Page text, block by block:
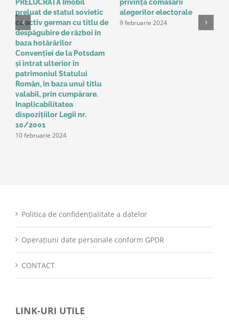
PRELUCRATĂ Imobil
preluat de statul sovietic
ca activ german cu titlu de
despăgubire de război în
baza hotărârilor
Convenţiei de la Potsdam
și intrat ulterior în
patrimoniul Statului
Român, în baza unui titlu
valabil, prin cumpărare.
Inaplicabilitatea
dispozițiilor Legii nr.
10/2001
10 februarie 2024
privinţa comasării
alegerilor electorale
9 februarie 2024
Politica de confidențialitate a datelor
Operațiuni date personale conform GPDR
CONTACT
LINK-URI UTILE